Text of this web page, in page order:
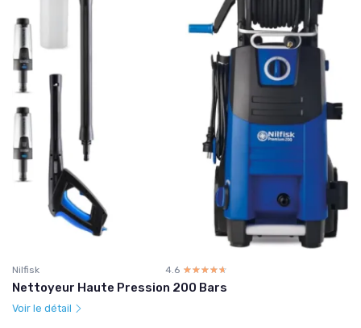
Nilfisk 4.6 ☆☆☆☆☆
★★★★★
Nettoyeur Haute Pression 200 Bars
Voir le détail